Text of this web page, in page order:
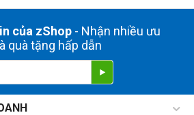
của zShop- Nhận nhiều ưu
quà tặng hấp dẫn